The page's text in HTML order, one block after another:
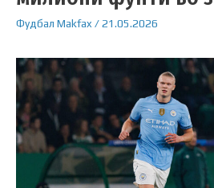
Фудбал Makfax /21.05.2026